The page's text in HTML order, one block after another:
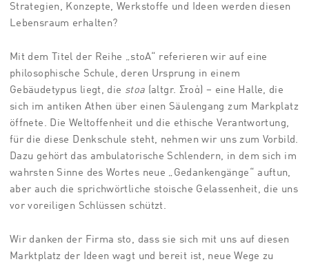
Strategien, Konzepte, Werkstoffe und Ideen werden diesen
Lebensraum erhalten?
Mit dem Titel der Reihe „stoA“ referieren wir auf eine
philosophische Schule, deren Ursprung in einem
Gebäudetypus liegt, die stoa altgr. Στοά) – eine Halle, die
sich im antiken Athen über einen Säulengang zum Markplatz
öffnete. Die Weltoffenheit und die ethische Verantwortung,
für die diese Denkschule steht, nehmen wir uns zum Vorbild.
Dazu gehört das ambulatorische Schlendern, in dem sich im
wahrsten Sinne des Wortes neue „Gedankengänge“ auftun,
aber auch die sprichwörtliche stoische Gelassenheit, die uns
vor voreiligen Schlüssen schützt.
Wir danken der Firma sto, dass sie sich mit uns auf diesen
Marktplatz der Ideen wagt und bereit ist, neue Wege zu